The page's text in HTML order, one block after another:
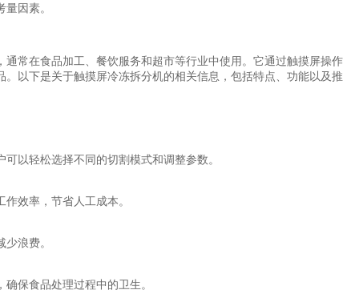
因素。
常在食品加工、餐饮服务和超市等行业中使用。它通过触摸屏操作
以下是关于触摸屏冷冻拆分机的相关信息，包括特点、功能以及推
以轻松选择不同的切割模式和调整参数。
效率，节省人工成本。
浪费。
保食品处理过程中的卫生。